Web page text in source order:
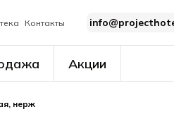
Контакты
Акции
нерж